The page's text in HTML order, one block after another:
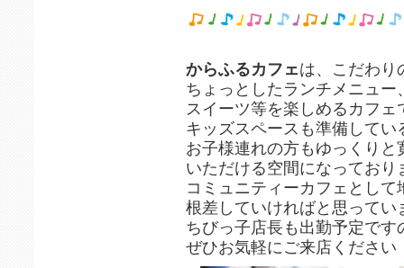
からふるカフェは、こだわり
ちょっとしたランチメニュー
スイーツ等を楽しめるカフェ
キッズスペースも準備してい
お子様連れの方もゆっくりと
いただける空間になっており
コミュニティーカフェとして
根差していければと思ってい
ちびっ子店長も出勤予定です
ぜひお気軽にご来店ください